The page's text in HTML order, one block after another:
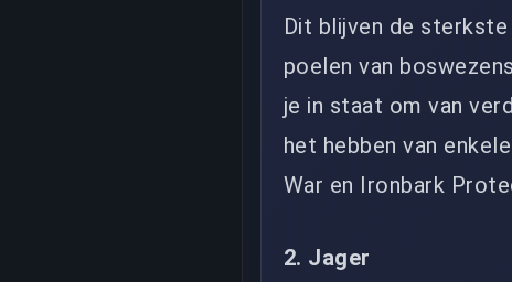
Dit blijven de
poelen van
je in staat om van
het hebben van
War en Ironbark
2. Jager